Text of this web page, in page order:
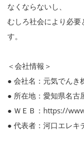
なくならないし、
むしろ社会により必要
す。
＜会社情報＞
● 会社名：元気でんき
● 所在地：愛知県名古
● ＷＥＢ：https://
● 代表者：河口エレキ